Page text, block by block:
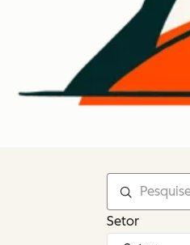
Setor